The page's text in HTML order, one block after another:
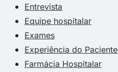
Entrevista
Equipe hospitalar
Exames
Experiência do Paciente
Farmácia Hospitalar